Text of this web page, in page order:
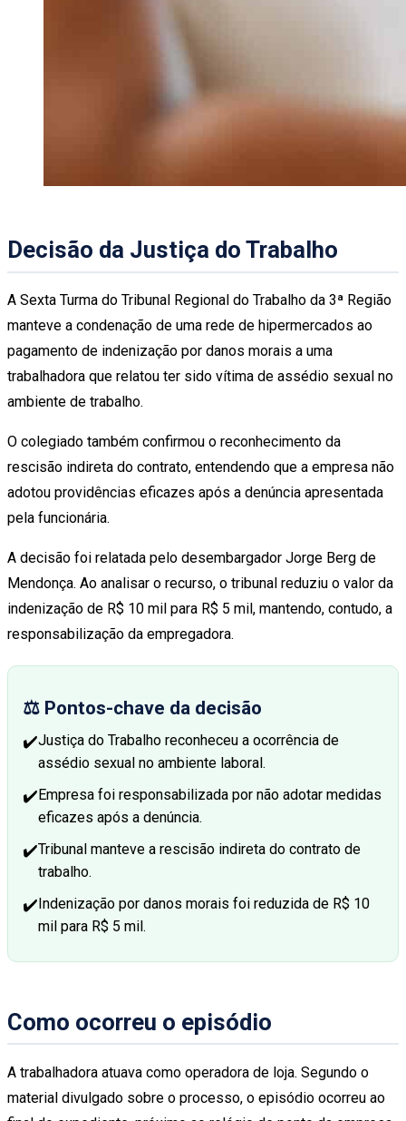
Decisão da Justiça do Trabalho
A Sexta Turma do Tribunal Regional do Trabalho da 3ª Região
manteve a condenação de uma rede de hipermercados ao
pagamento de indenização por danos morais a uma
trabalhadora que relatou ter sido vítima de assédio sexual no
ambiente de trabalho.
O colegiado também confirmou o reconhecimento da
rescisão indireta do contrato, entendendo que a empresa não
adotou providências eficazes após a denúncia apresentada
pela funcionária.
A decisão foi relatada pelo desembargador Jorge Berg de
Mendonça. Ao analisar o recurso, o tribunal reduziu o valor da
indenização de R$ 10 mil para R$ 5 mil, mantendo, contudo, a
responsabilização da empregadora.
⚖️ Pontos-chave da decisão
✔️Justiça do Trabalho reconheceu a ocorrência de
assédio sexual no ambiente laboral.
✔️Empresa foi responsabilizada por não adotar medidas
eficazes após a denúncia.
✔️Tribunal manteve a rescisão indireta do contrato de
trabalho.
✔️Indenização por danos morais foi reduzida de R$ 10
mil para R$ 5 mil.
Como ocorreu o episódio
A trabalhadora atuava como operadora de loja. Segundo o
material divulgado sobre o processo, o episódio ocorreu ao